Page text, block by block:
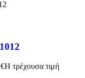
€Η τρέχουσα τιμή